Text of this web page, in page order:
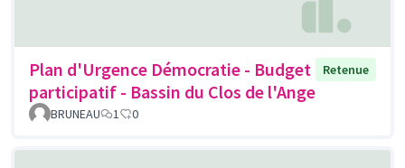
Plan d'Urgence Démocratie - Budget
participatif - Bassin du Clos de l'Ange
Retenue
BRUNEAU 1 0